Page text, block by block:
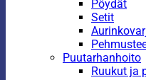
Pöydät
Setit
Puutarhanhoito
Ruukut ja